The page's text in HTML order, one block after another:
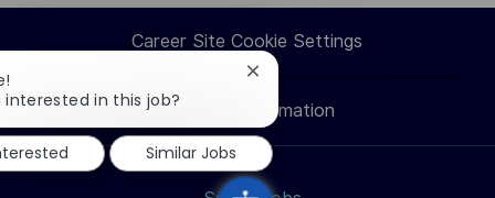
via
via
Facebook
via
twitter
via
email
Career Site Cookie Settings
Personal Information
interested in this job?
Close
chatbot
notification
Similar Jobs